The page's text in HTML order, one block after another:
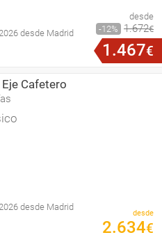
desde Madrid
desde
12
1.672€
1 .467€
Cafetero
desde Madrid
desde
2.634€